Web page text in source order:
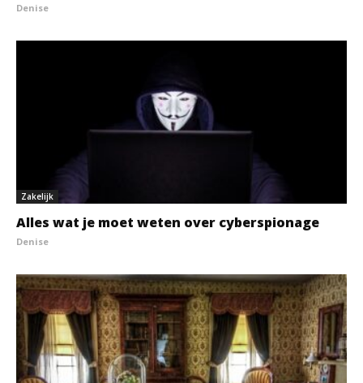
Denise
Zakelijk
Alles wat je moet weten over cyberspionage
Denise